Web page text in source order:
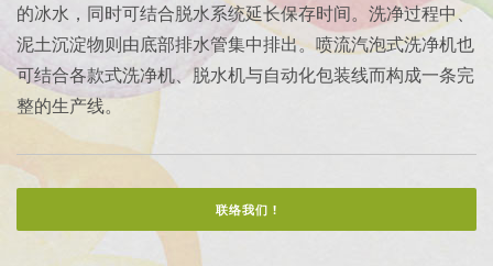
的冰水，同时可结合脱水系统延长保存时间。洗净过程中、
泥土沉淀物则由底部排水管集中排出。喷流汽泡式洗净机也
可结合各款式洗净机、脱水机与自动化包装线而构成一条完
整的生产线。
联络我们 !